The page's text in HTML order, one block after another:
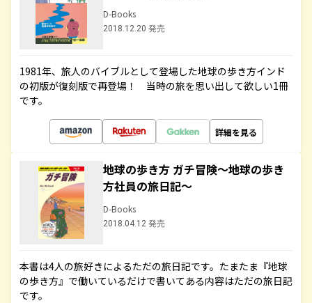
D-Books
2018.12.20 発売
1981年、旅人のバイブルとして登場した地球の歩き方インド
の初版が復刻版で再登場！ 当時の旅を思い出して欲しい1冊
です。
詳細を見る
地球の歩き方 ガチ冒険～地球の歩き
方社員の旅日記～
D-Books
2018.04.12 発売
本書は4人の旅好きによるただの旅日記です。たまたま『地球
の歩き方』で働いているだけで書いてある内容はただの旅日記
です。